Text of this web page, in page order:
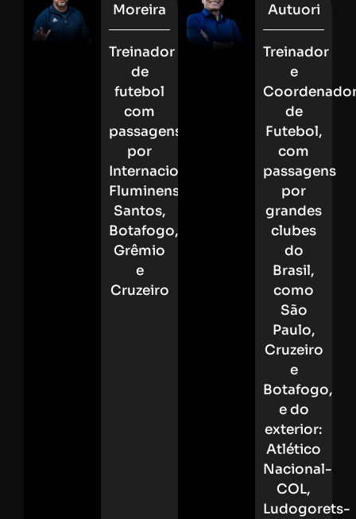
Moreira
Treinador
de
futebol
com
passagens
por
Internacional,
Fluminense,
Santos,
Botafogo,
Grêmio
e
Cruzeiro
Autuori
Treinador
e
de
Futebol,
com
passagens
por
grandes
clubes
do
Brasil,
como
São
Paulo,
Cruzeiro
e
Botafogo,
e do
exterior:
Atlético
Nacional-
COL,
Ludogorets-